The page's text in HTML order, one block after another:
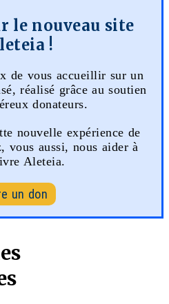
le nouveau site
!
de vous accueillir sur un
réalisé grâce au soutien
donateurs.
nouvelle expérience de
vous aussi, nous aider à
Aleteia.
un don